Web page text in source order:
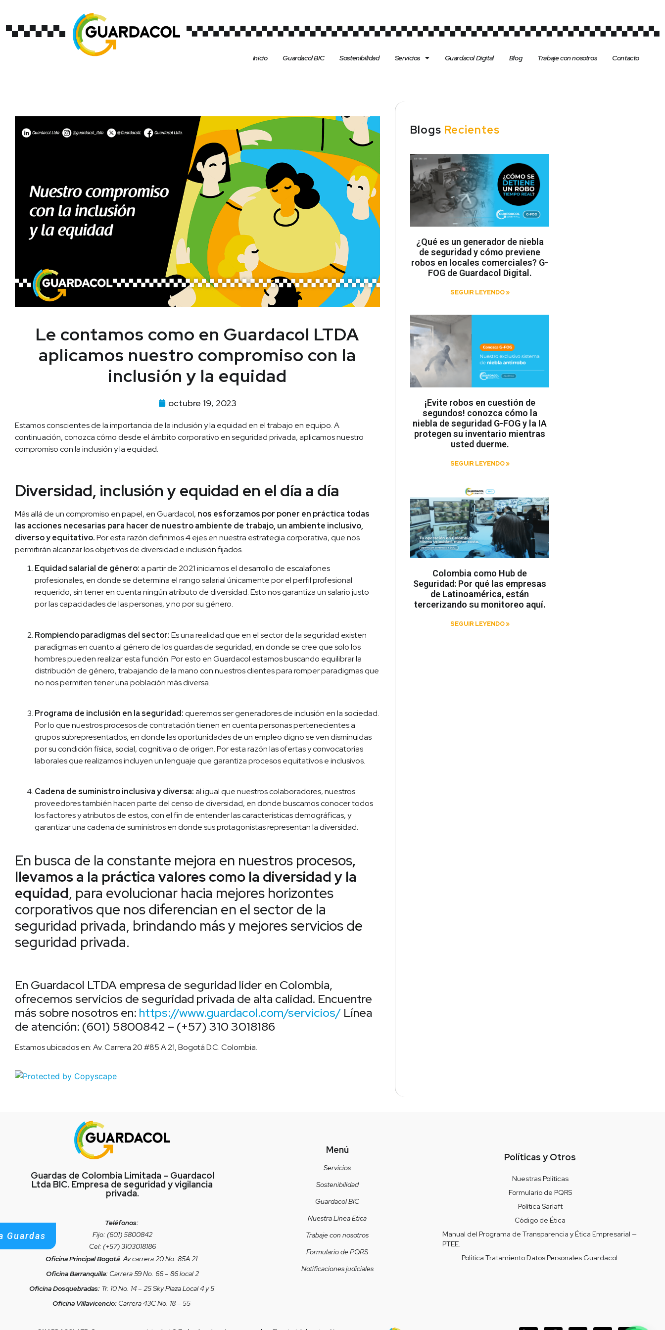
Inicio Guardacol BIC Sostenibilidad Servicios Guardacol Digital Blog Trabaje con nosotros Contacto
Guardas
Le contamos como en Guardacol LTDA
aplicamos nuestro compromiso con la
inclusión y la equidad
octubre 19, 2023
Estamos conscientes de la importancia de la inclusión y la equidad en el trabajo en equipo. A
continuación, conozca cómo desde el ámbito corporativo en seguridad privada, aplicamos nuestro
compromiso con la inclusión y la equidad.
Diversidad, inclusión y equidad en el día a día
Más allá de un compromiso en papel, en Guardacol, nos esforzamos por poner en práctica todas
las acciones necesarias para hacer de nuestro ambiente de trabajo, un ambiente inclusivo,
diverso y equitativo.Por esta razón definimos 4 ejes en nuestra estrategia corporativa, que nos
permitirán alcanzar los objetivos de diversidad e inclusión fijados.
Equidad salarial de género:a partir de 2021 iniciamos el desarrollo de escalafones
profesionales, en donde se determina el rango salarial únicamente por el perfil profesional
requerido, sin tener en cuenta ningún atributo de diversidad. Esto nos garantiza un salario justo
por las capacidades de las personas, y no por su género.
Rompiendo paradigmas del sector:Es una realidad que en el sector de la seguridad existen
paradigmas en cuanto al género de los guardas de seguridad, en donde se cree que solo los
hombres pueden realizar esta función. Por esto en Guardacol estamos buscando equilibrar la
distribución de género, trabajando de la mano con nuestros clientes para romper paradigmas que
no nos permiten tener una población más diversa.
Programa de inclusión en la seguridad:queremos ser generadores de inclusión en la sociedad.
Por lo que nuestros procesos de contratación tienen en cuenta personas pertenecientes a
grupos subrepresentados, en donde las oportunidades de un empleo digno se ven disminuidas
por su condición física, social, cognitiva o de origen. Por esta razón las ofertas y convocatorias
laborales que realizamos incluyen un lenguaje que garantiza procesos equitativos e inclusivos.
Cadena de suministro inclusiva y diversa:al igual que nuestros colaboradores, nuestros
proveedores también hacen parte del censo de diversidad, en donde buscamos conocer todos
los factores y atributos de estos, con el fin de entender las características demográficas, y
garantizar una cadena de suministros en donde sus protagonistas representan la diversidad.
En busca de la constante mejora en nuestros procesos,
llevamos a la práctica valores como la diversidad y la
equidad, para evolucionar hacia mejores horizontes
corporativos que nos diferencian en el sector de la
seguridad privada, brindando más y mejores servicios de
seguridad privada.
En Guardacol LTDA empresa de seguridad lider en Colombia,
ofrecemos servicios de seguridad privada de alta calidad. Encuentre
más sobre nosotros en: https://www.guardacol.com/servicios/ Línea
de atención: (601) 5800842 – (+57) 310 3018186
Estamos ubicados en: Av. Carrera 20 #85 A 21, Bogotá D.C. Colombia.
Blogs Recientes
¿Qué es un generador de niebla
de seguridad y cómo previene
robos en locales comerciales? G-
FOG de Guardacol Digital.
SEGUIR LEYENDO »
¡Evite robos en cuestión de
segundos! conozca cómo la
niebla de seguridad G-FOG y la IA
protegen su inventario mientras
usted duerme.
SEGUIR LEYENDO »
Colombia como Hub de
Seguridad: Por qué las empresas
de Latinoamérica, están
tercerizando su monitoreo aquí.
SEGUIR LEYENDO »
Guardas de Colombia Limitada – Guardacol
Ltda BIC. Empresa de seguridad y vigilancia
privada.
Teléfonos:
Fijo: (601) 5800842
Cel: (+57) 3103018186
Oficina Principal Bogotá: Av carrera 20 No. 85A 21
Oficina Barranquilla:Carrera 59 No. 66 – 86 local 2
Oficina Dosquebradas:Tr. 10 No. 14 – 25 Sky Plaza Local 4 y 5
Oficina Villavicencio: Carrera 43C No. 18 – 55
Menú
Servicios
Sostenibilidad
Guardacol BIC
Nuestra Línea Etica
Trabaje con nosotros
Formulario de PQRS
Notificaciones judiciales
Políticas y Otros
Nuestras Políticas
Formulario de PQRS
Política Sarlaft
Código de Ética
Manual del Programa de Transparencia y Ética Empresarial —
PTEE.
Política Tratamiento Datos Personales Guardacol